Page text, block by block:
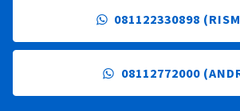
081122330898
08112772000